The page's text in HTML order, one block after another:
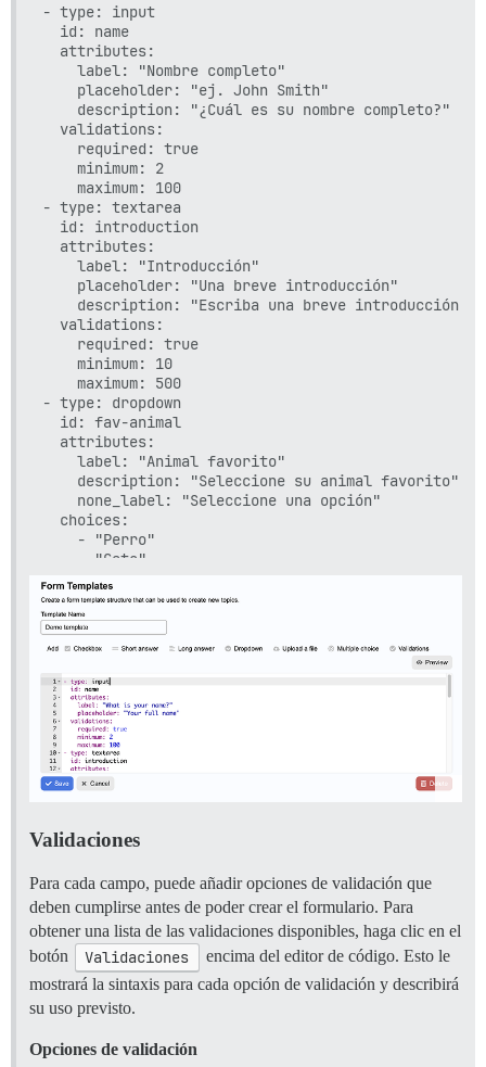
- type: input
  id: name
  attributes:
    label: "Nombre completo"
    placeholder: "ej. John Smith"
    description: "¿Cuál es su nombre completo?"
  validations:
    required: true
    minimum: 2
    maximum: 100
- type: textarea
  id: introduction
  attributes:
    label: "Introducción"
    placeholder: "Una breve introducción"
description: "Escriba una breve introducción
  validations:
    required: true
    minimum: 10
    maximum: 500
- type: dropdown
  id: fav-animal
  attributes:
    label: "Animal favorito"
    description: "Seleccione su animal favorito"
    none_label: "Seleccione una opción"
  choices:
    - "Perro"
    - "Gato"
    - "Otro"
  validations:
    required: true
- type: multi-select
  id: comm-channel
  attributes:
    label: "Canales de comunicación:"
description: "Seleccione sus canales de
    none_label: "Seleccione una opción"
  choices:
    - "Correo electrónico"
    - "Teléfono"
- type: upload
  id: cat-photo
    label: "Foto del gato"
description: "Envíe una foto de su gato (o de
    file_types: ".jpg, .png"
    allow_multiple: false
- type: checkbox
  id: accept-terms
  attributes:
description: "Debe aceptar los términos para
Validaciones
Para cada campo, puede añadir opciones de validación que
deben cumplirse antes de poder crear el formulario. Para
obtener una lista de las validaciones disponibles, haga clic en el
botón
Validaciones
encima del editor de código. Esto le
mostrará la sintaxis para cada opción de validación y describirá
su uso previsto.
Opciones de validación